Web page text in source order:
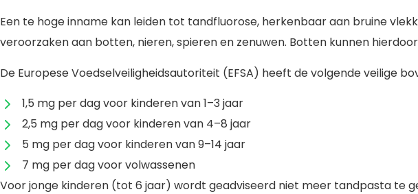
Een te hoge inname kan leiden tot tandfluorose, herkenbaar aan bruine
veroorzaken aan botten, nieren, spieren en zenuwen. Botten kunnen
De Europese Voedselveiligheidsautoriteit (EFSA) heeft de volgende veilige
1,5 mg per dag voor kinderen van 1–3 jaar
2,5 mg per dag voor kinderen van 4–8 jaar
5 mg per dag voor kinderen van 9–14 jaar
7 mg per dag voor volwassenen
Voor jonge kinderen (tot 6 jaar) wordt geadviseerd niet meer tandpasta te